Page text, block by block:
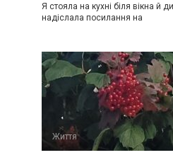
Я стояла на кухні біля вікна й
надіслала посилання на
Життя